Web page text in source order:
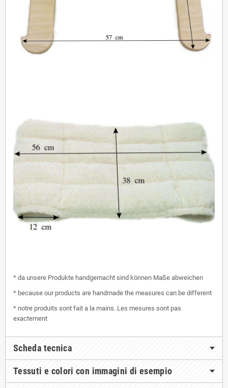
* da unsere Produkte handgemacht sind können Maße abweichen
* because our products are handmade the measures can be different
* notre produits sont fait a la mains. Les mesures sont pas
exactement
Scheda tecnica
Tessuti e colori con immagini di esempio